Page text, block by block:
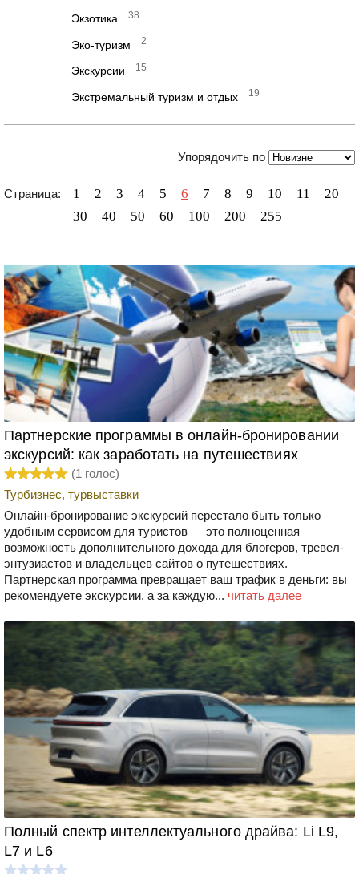
Экзотика 38
Эко-туризм 2
Экскурсии 15
Экстремальный туризм и отдых 19
Упорядочить по
Страница: 1 2 3 4 5 6 7 8 9 10 11
20
30
40 50 60 100 200 255
Партнерские программы в онлайн-бронировании
экскурсий: как заработать на путешествиях
(1 голос)
Турбизнес, турвыставки
Онлайн-бронирование экскурсий перестало быть только
удобным сервисом для туристов — это полноценная
возможность дополнительного дохода для блогеров, тревел-
энтузиастов и владельцев сайтов о путешествиях.
Партнерская программа превращает ваш трафик в деньги: вы
рекомендуете экскурсии, а за каждую... читать далее
Полный спектр интеллектуального драйва: Li L9,
L7 и L6